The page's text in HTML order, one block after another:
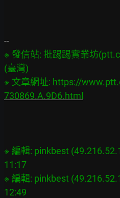
※ 發信站: 批踢踢實業坊
(臺灣)
※ 文章網址: https://
730869.A.9D6.html
※ 編輯: pinkbest
11:17
※ 編輯: pinkbest
12:49